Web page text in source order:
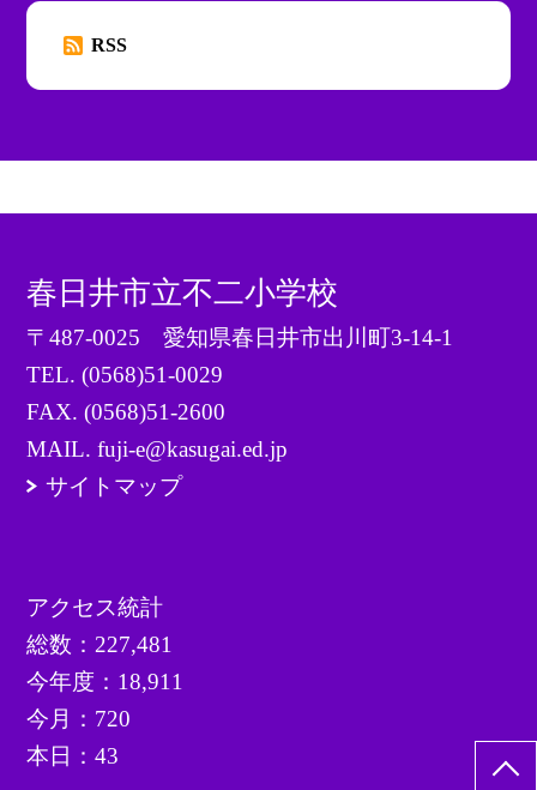
RSS
春日井市立不二小学校
〒487-0025 愛知県春日井市出川町3-14-1
TEL.(0568)51-0029
FAX. (0568)51-2600
MAIL. fuji-e@kasugai.ed.jp
サイトマップ
アクセス統計
総数： 227,481
今年度： 18,911
今月： 720
本日：43